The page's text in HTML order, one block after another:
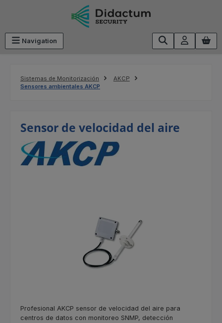
Saltar al contenido principal
Navigation
Sistemas de Monitorización
AKCP
Sensores ambientales AKCP
Sensor de velocidad del aire
Profesional AKCP sensor de velocidad del aire para
centros de datos con monitoreo SNMP, detección